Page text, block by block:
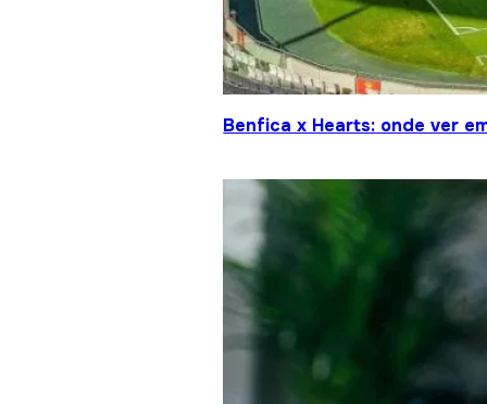
Benfica x Hearts: onde ver